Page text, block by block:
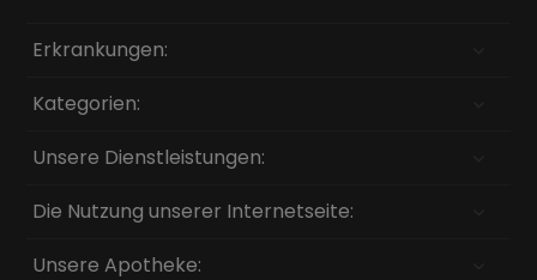
Erkrankungen:
Kategorien:
Unsere Dienstleistungen:
Die Nutzung unserer Internetseite:
Unsere Apotheke: